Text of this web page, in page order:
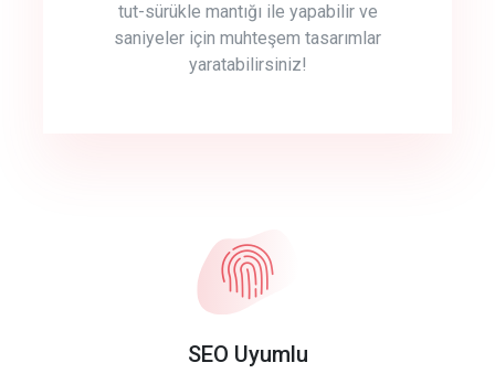
tut-sürükle mantığı ile yapabilir ve
saniyeler için muhteşem tasarımlar
yaratabilirsiniz!
SEO Uyumlu